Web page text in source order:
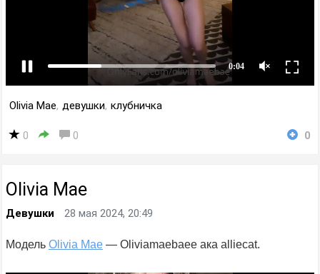
Olivia Mae, девушки, клубничка
0 0 0
Olivia Mae
Девушки 28 мая 2024, 20:49
Модель Olivia Mae — Oliviamaebaee ака alliecat.